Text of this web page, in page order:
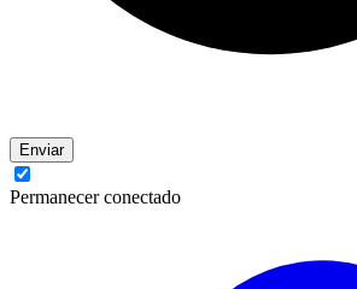
Enviar
Permanecer conectado